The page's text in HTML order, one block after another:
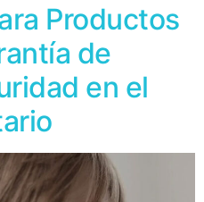
Productos
de
en el